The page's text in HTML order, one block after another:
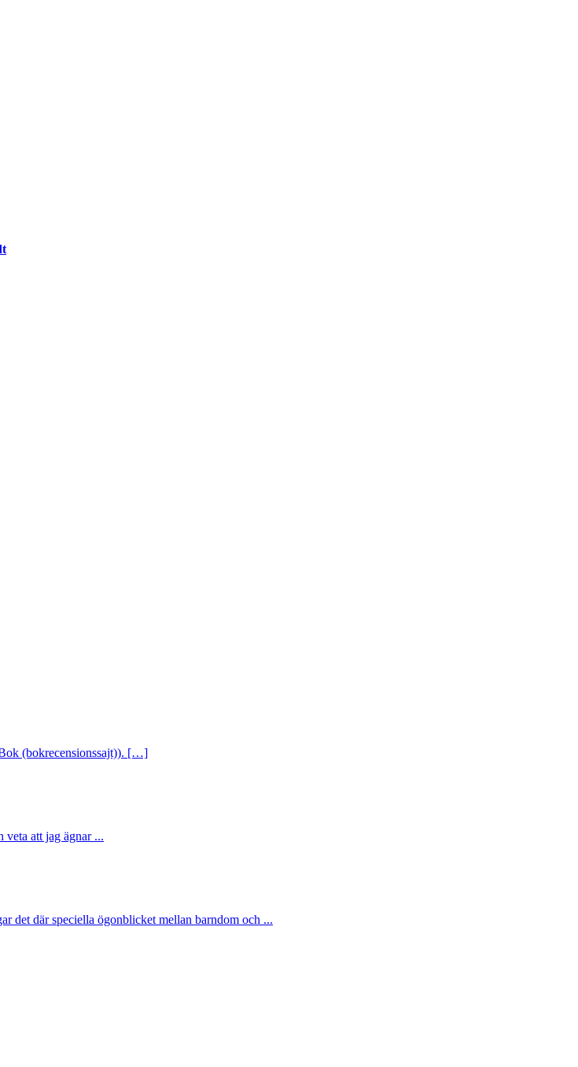
(bokrecensionssajt)). […]
att jag ägnar ...
det där speciella ögonblicket mellan barndom och ...